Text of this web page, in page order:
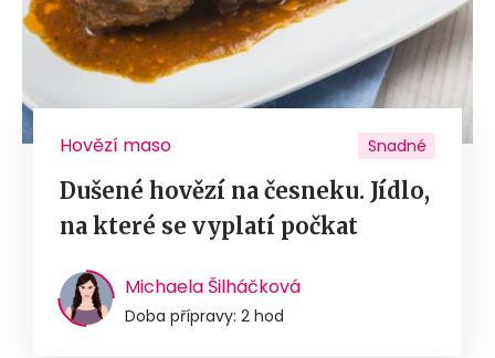
Hovězí maso Snadné
Dušené hovězí na česneku. Jídlo,
na které se vyplatí počkat
Michaela Šilháčková
Doba přípravy: 2 hod